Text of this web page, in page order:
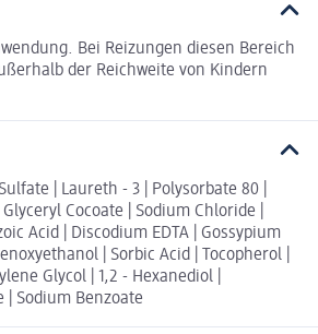
Bei Reizungen diesen Bereich
der Reichweite von Kindern
| Laureth - 3 | Polysorbate 80 |
Cocoate | Sodium Chloride |
Acid | Discodium EDTA | Gossypium
| Sorbic Acid | Tocopherol |
Glycol | 1,2 - Hexanediol |
| Sodium Benzoate